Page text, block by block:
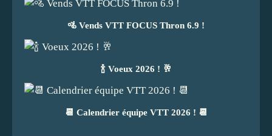
🚵 Vends VTT FOCUS Thron 6.9 !
🍾 Voeux 2026 ! 🥂
📆 Calendrier équipe VTT 2026 ! 📆